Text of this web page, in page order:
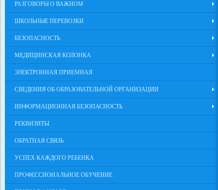
РАЗГОВОРЫ О ВАЖНОМ
ШКОЛЬНЫЕ ПЕРЕВОЗКИ
БЕЗОПАСНОСТЬ
МЕДИЦИНСКАЯ КОЛОНКА
ЭЛЕКТРОННАЯ ПРИЕМНАЯ
СВЕДЕНИЯ ОБ ОБРАЗОВАТЕЛЬНОЙ ОРГАНИЗАЦИИ
ИНФОРМАЦИОННАЯ БЕЗОПАСНОСТЬ
РЕКВИЗИТЫ
ОБРАТНАЯ СВЯЗЬ
УСПЕХ КАЖДОГО РЕБЕНКА
ПРОФЕССИОНАЛЬНОЕ ОБУЧЕНИЕ